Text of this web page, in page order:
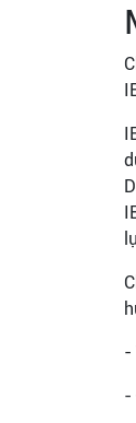
-
-